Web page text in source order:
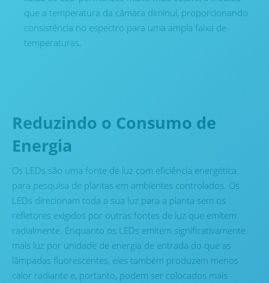
que a temperatura da câmara diminui, proporcionando
consistência no espectro para uma ampla faixa de
temperaturas.
Reduzindo o Consumo de
Energia
Os LEDs são uma fonte de luz com eficiência energética
para pesquisa de plantas em ambientes controlados. Os
LEDs direcionam toda a sua luz para a planta sem os
refletores exigidos por outras fontes de luz que emitem
radialmente. Enquanto os LEDs emitem significativamente
mais luz por unidade de energia de entrada do que as
lâmpadas fluorescentes, eles também produzem menos
calor radiante e, portanto, podem ser colocados mais